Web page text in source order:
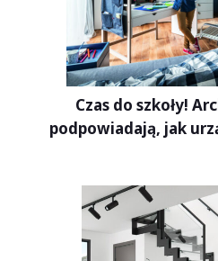
Czas do szkoły!
podpowiadają, jak